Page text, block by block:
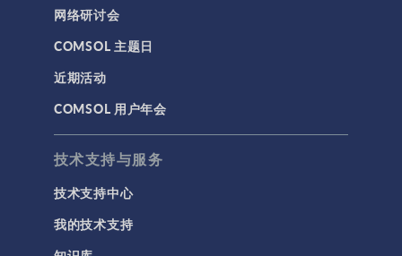
网络研讨会
COMSOL 主题日
近期活动
COMSOL 用户年会
技术支持与服务
技术支持中心
我的技术支持